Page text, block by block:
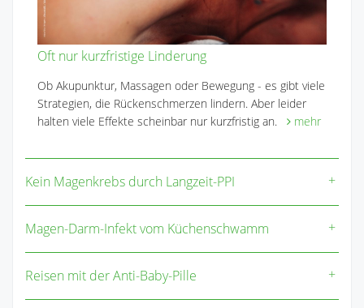
Oft nur kurzfristige Linderung
Ob Akupunktur, Massagen oder Bewegung - es gibt viele
Strategien, die Rückenschmerzen lindern. Aber leider
halten viele Effekte scheinbar nur kurzfristig an.
mehr
Kein Magenkrebs durch Langzeit-PPI
Magen-Darm-Infekt vom Küchenschwamm
Reisen mit der Anti-Baby-Pille